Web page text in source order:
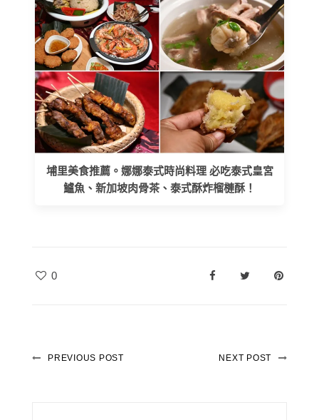
埔里美食推薦。娜娜泰式時尚料理 必吃泰式皇宮
鱸魚、新加坡肉骨茶、泰式酥炸榴槤酥！
0
PREVIOUS POST NEXT POST